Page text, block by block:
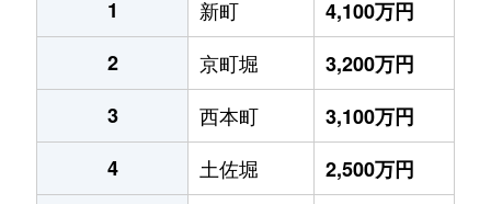
1
新町
4,100万円
2
京町堀
3,200万円
3
西本町
3,100万円
4
土佐堀
2,500万円